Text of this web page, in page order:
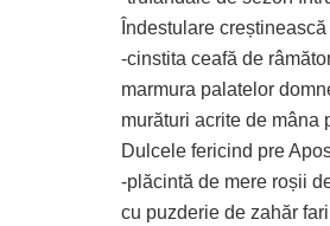
Îndestulare
-cinstita ceafă de
marmura palatelor
murături acrite de mâna
Dulcele fericind pre
-plăcintă de mere roșii
cu puzderie de zahăr